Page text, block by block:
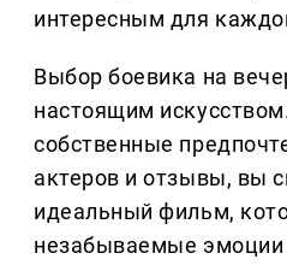
интересным для
Выбор боевика на
настоящим
собственные
актеров и отзывы, вы
идеальный фильм,
незабываемые эмоции